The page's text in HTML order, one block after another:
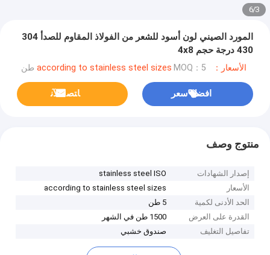
3
/
6
المورد الصيني لون أسود للشعر من الفولاذ المقاوم للصدأ 304
430 درجة حجم 4x8
الأسعار：according to stainless steel sizes MOQ：5 طن
افضل سعر ﺎﺘﺼﻟ ﺍﻶﻧ
منتوج وصف
إصدار الشهادات
stainless steel ISO
الأسعار
according to stainless steel sizes
الحد الأدنى لكمية
5 طن
القدرة على العرض
1500 طن في الشهر
تفاصيل التغليف
صندوق خشبي